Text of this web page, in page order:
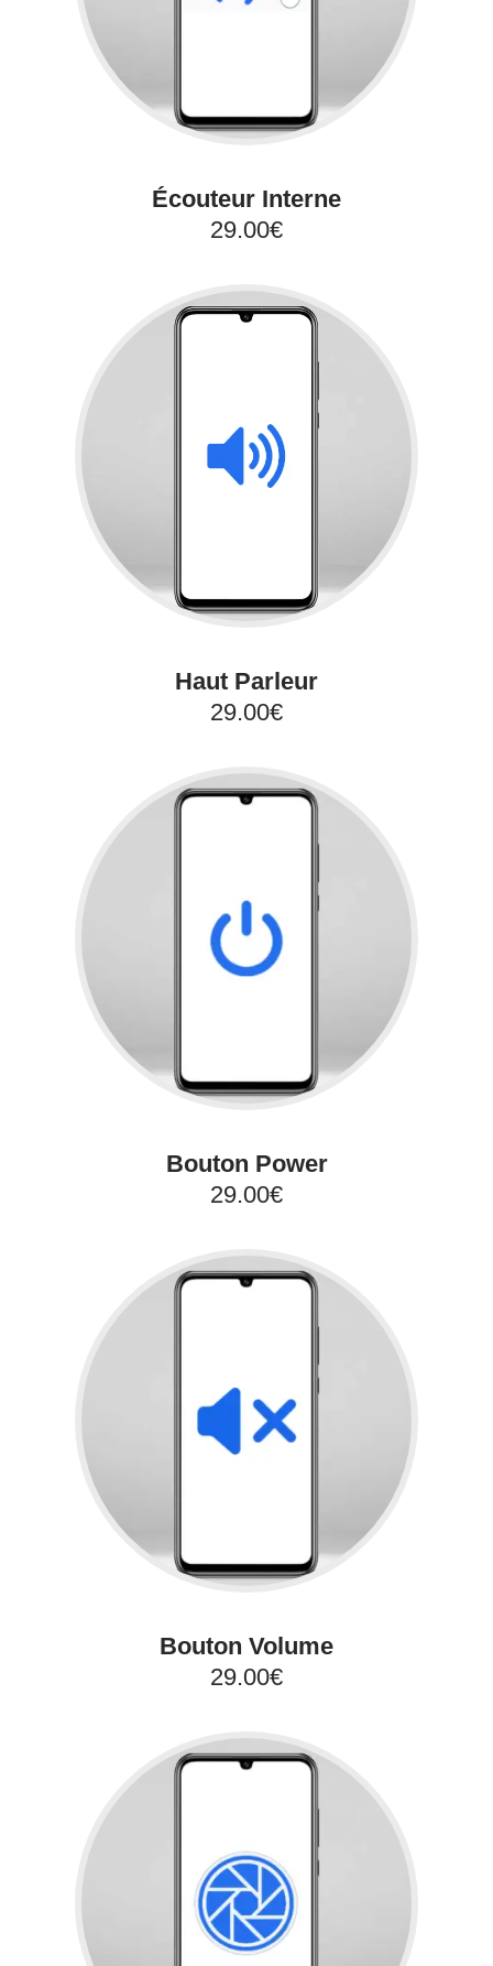
Écouteur Interne
29.00€
Haut Parleur
29.00€
Bouton Power
29.00€
Bouton Volume
29.00€